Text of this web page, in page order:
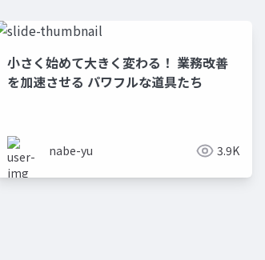
小さく始めて大きく変わる！ 業務改善
を加速させる パワフルな道具たち
nabe-yu 3.9K